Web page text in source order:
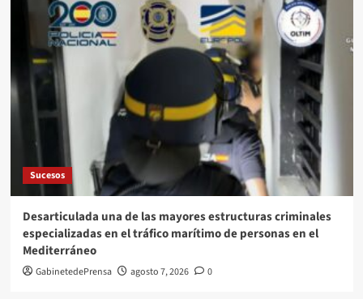
Sucesos
Desarticulada una de las mayores estructuras criminales
especializadas en el tráfico marítimo de personas en el
Mediterráneo
GabinetedePrensa agosto 7, 2026 0